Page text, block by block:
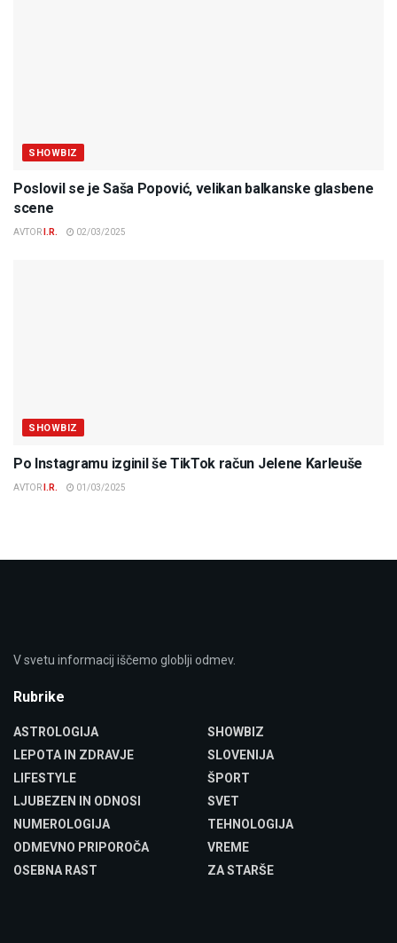
SHOWBIZ
Poslovil se je Saša Popović, velikan balkanske glasbene
scene
AVTOR I.R. 02/03/2025
SHOWBIZ
Po Instagramu izginil še TikTok račun Jelene Karleuše
AVTOR I.R. 01/03/2025
V svetu informacij iščemo globlji odmev.
Rubrike
ASTROLOGIJA
LEPOTA IN ZDRAVJE
LIFESTYLE
LJUBEZEN IN ODNOSI
NUMEROLOGIJA
ODMEVNO PRIPOROČA
OSEBNA RAST
SHOWBIZ
SLOVENIJA
ŠPORT
SVET
TEHNOLOGIJA
VREME
ZA STARŠE